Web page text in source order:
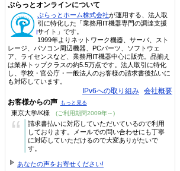
ぷらっとオンラインについて
ぷらっとホーム株式会社が運用する、法人取
引に特化した「業務用IT機器専門の調達支援
サイト」です。
1999年よりネットワーク機器、サーバ、スト
レージ、パソコン周辺機器、PCパーツ、ソフトウェ
ア、ライセンスなど、業務用IT機器中心に販売。品揃え
は業界トップクラスの約5.5万点です。法人取引に特化
し、学校・官公庁・一般法人のお客様の請求書後払いに
も対応しています。
IPv6への取り組み 会社概要
お客様からの声 もっと見る
東京大学/K様 (ご利用期間2009年～)
“
請求書払いに対応していただいているので利用
しております。メールでの問い合わせにも丁寧
に対応していただけるので大変ありがたいで
す。
あなたの声をお寄せください!